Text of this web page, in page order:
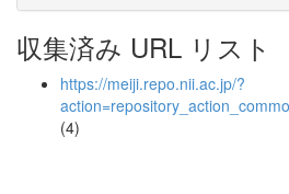
収集済み URL リスト
https://meiji.repo.nii.ac.jp/?
(4)